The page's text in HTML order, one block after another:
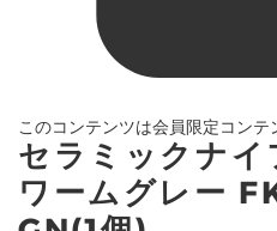
このコンテンツは会員限定コンテ
セラミックナ
ワームグレー